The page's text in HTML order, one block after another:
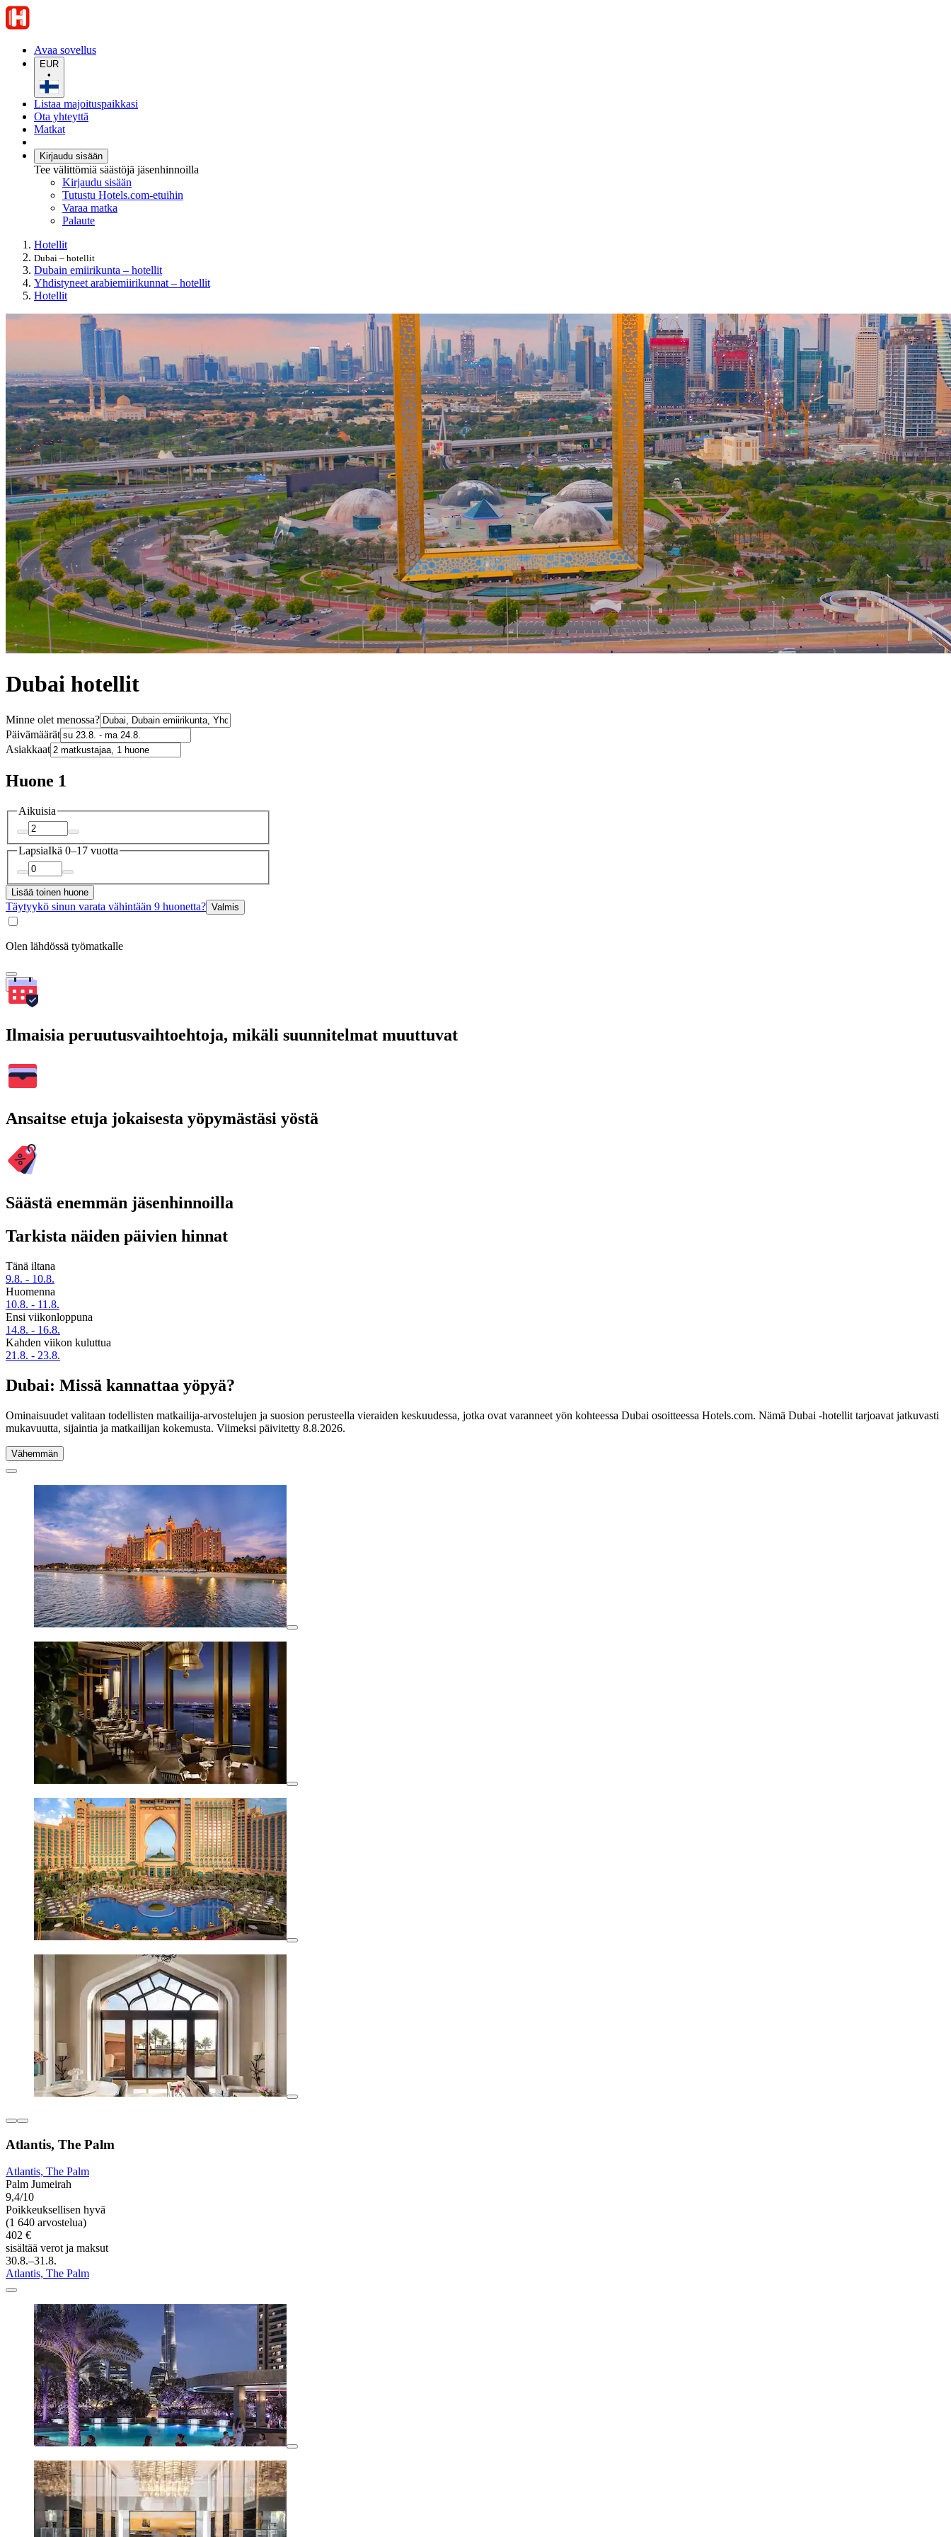
Avaa sovellus
EUR
•
Listaa majoituspaikkasi
Ota yhteyttä
Matkat
Kirjaudu sisään
Tee välittömiä säästöjä jäsenhinnoilla
Kirjaudu sisään
Tutustu Hotels.com-etuihin
Varaa matka
Palaute
Hotellit
Dubai – hotellit
Dubain emiirikunta – hotellit
Yhdistyneet arabiemiirikunnat – hotellit
Hotellit
Dubai hotellit
Minne olet menossa?
Päivämäärät
Asiakkaat
Huone 1
Aikuisia
LapsiaIkä 0–17 vuotta
Lisää toinen huone
Täytyykö sinun varata vähintään 9 huonetta? Valmis
Olen lähdössä työmatkalle
Hae
Ilmaisia peruutusvaihtoehtoja, mikäli suunnitelmat muuttuvat
Ansaitse etuja jokaisesta yöpymästäsi yöstä
Säästä enemmän jäsenhinnoilla
Tarkista näiden päivien hinnat
Tänä iltana
9.8. - 10.8.
Huomenna
10.8. - 11.8.
Ensi viikonloppuna
14.8. - 16.8.
Kahden viikon kuluttua
21.8. - 23.8.
Dubai: Missä kannattaa yöpyä?
Ominaisuudet valitaan todellisten matkailija-arvostelujen ja suosion perusteella vieraiden keskuudessa, jotka ovat varanneet yön kohteessa Dubai osoitteessa Hotels.com. Nämä Dubai -hotellit tarjoavat jatkuvasti
mukavuutta, sijaintia ja matkailijan kokemusta. Viimeksi päivitetty 8.8.2026.
Vähemmän
Atlantis, The Palm
Atlantis, The Palm
Palm Jumeirah
9,4/10
Poikkeuksellisen hyvä
(1 640 arvostelua)
402 €
sisältää verot ja maksut
30.8.–31.8.
Atlantis, The Palm